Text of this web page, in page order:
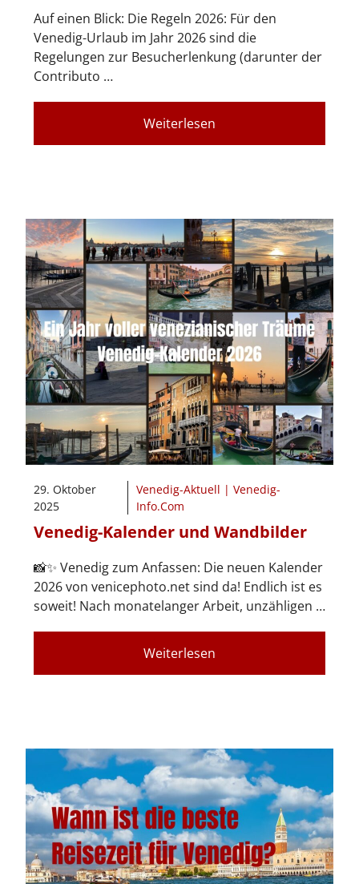
Auf einen Blick: Die Regeln 2026: Für den
Venedig-Urlaub im Jahr 2026 sind die
Regelungen zur Besucherlenkung (darunter der
Contributo …
Weiterlesen
29. Oktober
2025
Venedig-Aktuell | Venedig-
Info.Com
Venedig-Kalender und Wandbilder
📸✨ Venedig zum Anfassen: Die neuen Kalender
2026 von venicephoto.net sind da! Endlich ist es
soweit! Nach monatelanger Arbeit, unzähligen …
Weiterlesen